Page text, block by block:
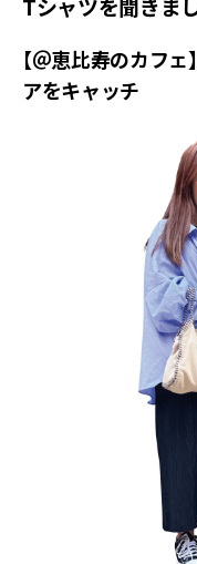
Tシャツを聞きま
【＠恵比寿のカフ
アをキャッチ